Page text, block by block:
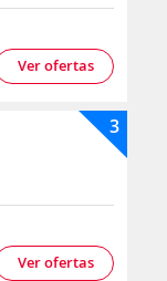
Ver ofertas
3
Ver ofertas